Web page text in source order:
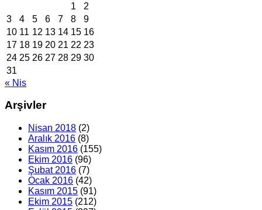
1
2
3
4 5 6 7 8
9
10 11 12 13 14 15 16
17 18 19 20 21 22 23
24 25 26 27 28 29 30
31
« Nis
Arşivler
Nisan 2018 (2)
Aralık 2016 (8)
Kasım 2016 (155)
Ekim 2016 (96)
Şubat 2016 (7)
Ocak 2016 (42)
Kasım 2015 (91)
Ekim 2015 (212)